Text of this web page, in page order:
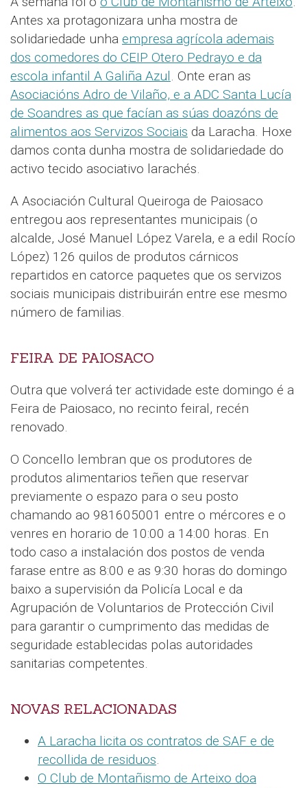
Antes xa protagonizara unha mostra de
solidariedade unha empresa agrícola ademais
dos comedores do CEIP Otero Pedrayo e da
escola infantil A Galiña Azul. Onte eran as
Asociacións Adro de Vilaño, e a ADC Santa Lucía
de Soandres as que facían as súas doazóns de
alimentos aos Servizos Sociais da Laracha. Hoxe
damos conta dunha mostra de solidariedade do
activo tecido asociativo larachés.
A Asociación Cultural Queiroga de Paiosaco
entregou aos representantes municipais (o
alcalde, José Manuel López Varela, e a edil Rocío
López) 126 quilos de produtos cárnicos
repartidos en catorce paquetes que os servizos
sociais municipais distribuirán entre ese mesmo
número de familias.
FEIRA DE PAIOSACO
Outra que volverá ter actividade este domingo é a
Feira de Paiosaco, no recinto feiral, recén
renovado.
O Concello lembran que os produtores de
produtos alimentarios teñen que reservar
previamente o espazo para o seu posto
chamando ao 981605001 entre o mércores e o
venres en horario de 10:00 a 14:00 horas. En
todo caso a instalación dos postos de venda
farase entre as 8:00 e as 9:30 horas do domingo
baixo a supervisión da Policía Local e da
Agrupación de Voluntarios de Protección Civil
para garantir o cumprimento das medidas de
seguridade establecidas polas autoridades
sanitarias competentes.
NOVAS RELACIONADAS
A Laracha licita os contratos de SAF e de
recollida de residuos.
O Club de Montañismo de Arteixo doa